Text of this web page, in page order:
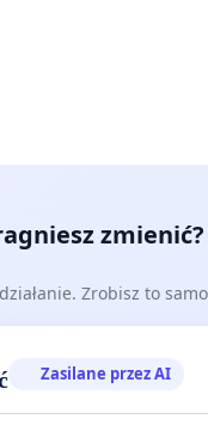
zmienić?
Zrobisz to
Zasilane przez AI